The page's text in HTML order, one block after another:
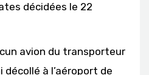
décidées le 22
avion du transporteur
à l’aéroport de